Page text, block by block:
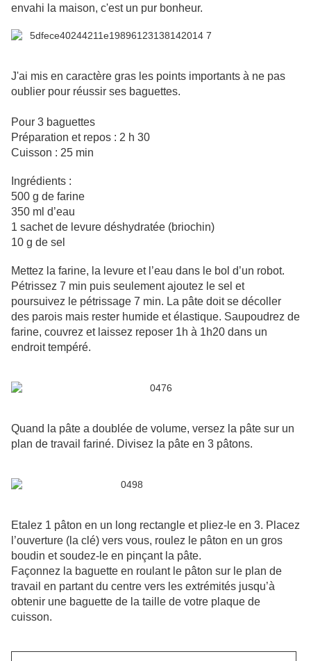
envahi la maison, c'est un pur bonheur.
J'ai mis en caractère gras les points importants à ne pas
oublier pour réussir ses baguettes.
Pour 3 baguettes
Préparation et repos : 2 h 30
Cuisson : 25 min
Ingrédients :
500 g de farine
350 ml d’eau
1 sachet de levure déshydratée (briochin)
10 g de sel
Mettez la farine, la levure et l’eau dans le bol d’un robot.
Pétrissez 7 min puis seulement ajoutez le sel et
poursuivez le pétrissage 7 min. La pâte doit se décoller
des parois mais rester humide et élastique. Saupoudrez de
farine, couvrez et laissez reposer 1h à 1h20 dans un
endroit tempéré.
Quand la pâte a doublée de volume, versez la pâte sur un
plan de travail fariné. Divisez la pâte en 3 pâtons.
Etalez 1 pâton en un long rectangle et pliez-le en 3. Placez
l’ouverture (la clé) vers vous, roulez le pâton en un gros
boudin et soudez-le en pinçant la pâte.
Façonnez la baguette en roulant le pâton sur le plan de
travail en partant du centre vers les extrémités jusqu’à
obtenir une baguette de la taille de votre plaque de
cuisson.